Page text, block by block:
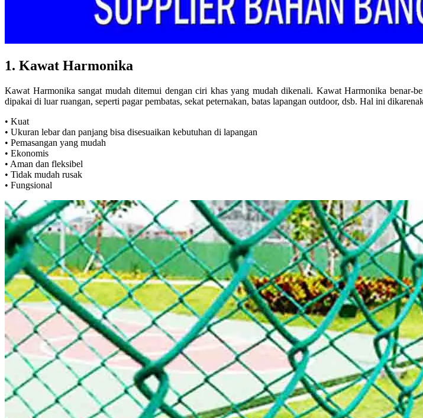
1. Kawat Harmonika
Kawat Harmonika sangat mudah ditemui dengan ciri khas yang mudah dikenali. Kawat Harmonika benar-
dipakai di luar ruangan, seperti pagar pembatas, sekat peternakan, batas lapangan outdoor, dsb. Hal ini
• Kuat
• Ukuran lebar dan panjang bisa disesuaikan kebutuhan di lapangan
• Pemasangan yang mudah
• Ekonomis
• Aman dan fleksibel
• Tidak mudah rusak
• Fungsional